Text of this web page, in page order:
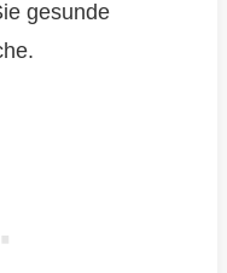
gesunde